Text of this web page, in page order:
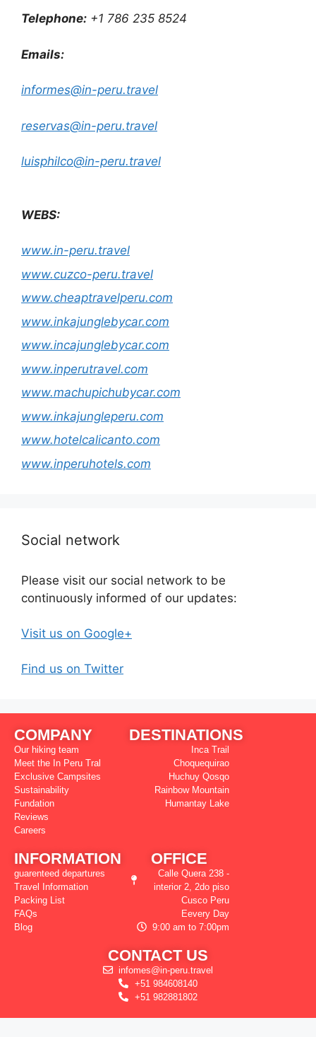
Telephone: +1 786 235 8524
Emails:
informes@in-peru.travel
reservas@in-peru.travel
luisphilco@in-peru.travel
WEBS:
www.in-peru.travel
www.cuzco-peru.travel
www.cheaptravelperu.com
www.inkajunglebycar.com
www.incajunglebycar.com
www.inperutravel.com
www.machupichubycar.com
www.inkajungleperu.com
www.hotelcalicanto.com
www.inperuhotels.com
Social network
Please visit our social network to be
continuously informed of our updates:
Visit us on Google+
Find us on Twitter
COMPANY
Our hiking team
Meet the In Peru Tral
Exclusive Campsites
Sustainability
Fundation
Reviews
Careers
DESTINATIONS
Inca Trail
Choquequirao
Huchuy Qosqo
Rainbow Mountain
Humantay Lake
INFORMATION
guarenteed departures
Travel Information
Packing List
FAQs
Blog
OFFICE
Calle Quera 238 -
interior 2, 2do piso
Cusco Peru
Eevery Day
9:00 am to 7:00pm
CONTACT US
infomes@in-peru.travel
+51 984608140
+51 982881802